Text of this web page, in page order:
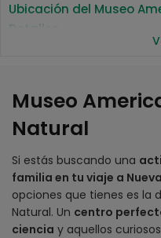
Ubicación del Museo
Detalles
Cómo llegar al Museo
Metro
Bus
Museo
Natural
Si estás buscando una
familia en tu viaje a
opciones que tienes es la
Natural. Un centro
ciencia y aquellos